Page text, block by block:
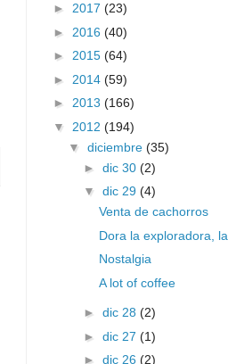
► 2017 (23)
► 2016 (40)
► 2015 (64)
► 2014 (59)
► 2013 (166)
▼ 2012 (194)
▼ diciembre (35)
► dic 30 (2)
▼ dic 29 (4)
Venta de cachorros
Dora la exploradora,
Nostalgia
A lot of coffee
► dic 28 (2)
► dic 27 (1)
► dic 26 (2)